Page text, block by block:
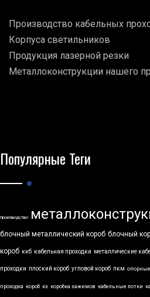
Производство кабельных
Корпуса светильников
Продукция лазерной резки
Металлоконструкции нашего
Популярные Теги
производство
блочный металлический короб блочный
короб ккб кабельная проходка металлические
проходки плоский короб угловой короб пкм
проходка короб кз коробка зажимов кабельные лотки